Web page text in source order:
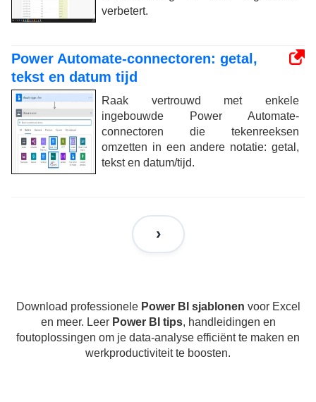
verbetert.
Power Automate-connectoren: getal,
tekst en datum tijd
Raak vertrouwd met enkele
ingebouwde Power Automate-
connectoren die tekenreeksen
omzetten in een andere notatie: getal,
tekst en datum/tijd.
Download professionele Power BI sjablonen voor Excel
en meer. Leer Power BI tips, handleidingen en
foutoplossingen om je data-analyse efficiënt te maken en
werkproductiviteit te boosten.